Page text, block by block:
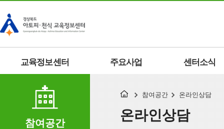
교육정보센터 주요사업 센터소식
참여공간
참여공간 온라인상담
온라인상담